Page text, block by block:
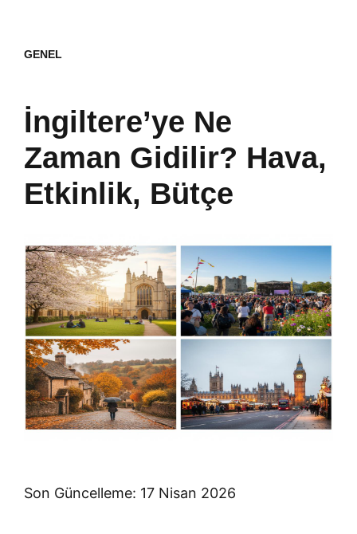
GENEL
İngiltere’ye Ne
Zaman Gidilir? Hava,
Etkinlik, Bütçe
Son Güncelleme: 17 Nisan 2026